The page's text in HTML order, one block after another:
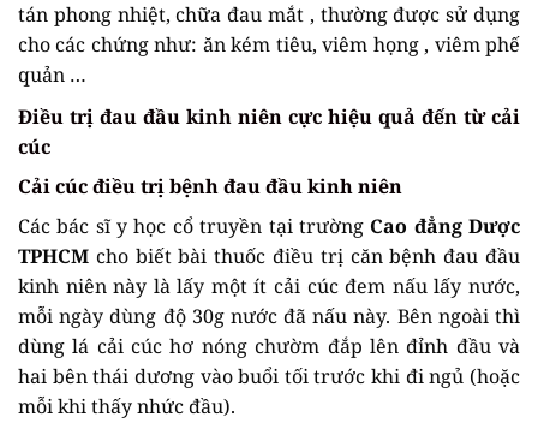
tán phong nhiệt, chữa đau mắt , thường được sử dụng
cho các chứng như: ăn kém tiêu, viêm họng , viêm phế
quản …
Điều trị đau đầu kinh niên cực hiệu quả đến từ cải
cúc
Cải cúc điều trị bệnh đau đầu kinh niên
Các bác sĩ y học cổ truyền tại trườngCao đẳng Dược
TPHCM cho biết bài thuốc điều trị căn bệnh đau đầu
kinh niên này là lấy một ít cải cúc đem nấu lấy nước,
mỗi ngày dùng độ 30g nước đã nấu này. Bên ngoài thì
dùng lá cải cúc hơ nóng chườm đắp lên đỉnh đầu và
hai bên thái dương vào buổi tối trước khi đi ngủ (hoặc
mỗi khi thấy nhức đầu).